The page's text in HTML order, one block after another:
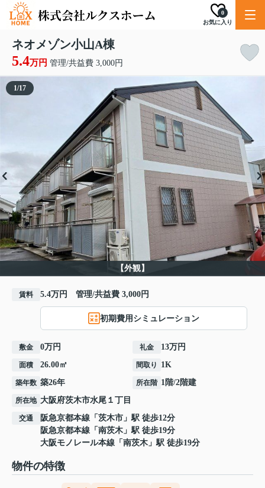
お気に入り
0
ネオメゾン小山A棟
5.4万円 管理/共益費 3,000円
【外観】
1/17
賃料 5.4万円 管理/共益費 3,000円
初期費用シミュレーション
敷金 0万円 礼金 13万円
面積 26.00㎡ 間取り 1K
築年数 築26年 所在階 1階/2階建
所在地 大阪府茨木市水尾 １丁目
交通 阪急京都本線 「 茨木市 」駅 徒歩12分
阪急京都本線 「 南茨木 」駅 徒歩19分
大阪モノレール本線 「 南茨木 」駅 徒歩19分
物件の特徴